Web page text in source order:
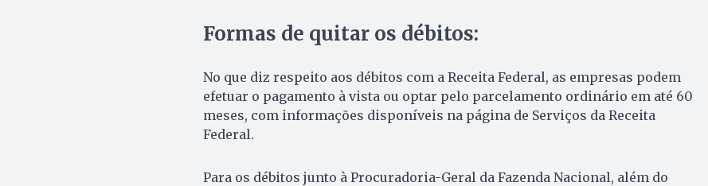
Formas de quitar os débitos:
No que diz respeito aos débitos com a Receita Federal, as empresas podem
efetuar o pagamento à vista ou optar pelo parcelamento ordinário em até 60
meses, com informações disponíveis na página de Serviços da Receita
Federal.
Para os débitos junto à Procuradoria-Geral da Fazenda Nacional, além do